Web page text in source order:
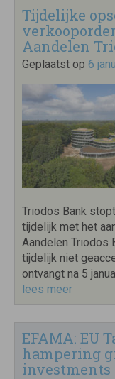
Tijdelijke
Aandelen
Geplaatst op 6
Triodos Bank
tijdelijk met het
Aandelen Triodos
tijdelijk niet
ontvangt na 5
lees meer
EFAMA: ​EU
hampering
investments